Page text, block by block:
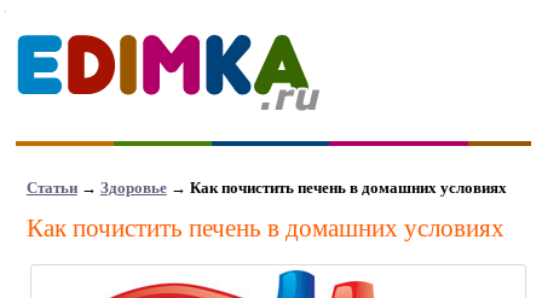
Статьи→ Здоровье→ Как почистить печень в домашних условиях
Как почистить печень в домашних условиях